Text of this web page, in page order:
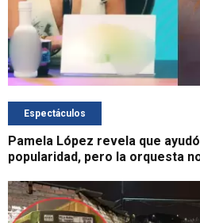
Espectáculos
Pamela López revela que
popularidad, pero la orquesta